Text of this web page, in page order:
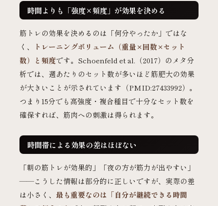
時間よりも「強度×頻度」が効果を決める
筋トレの効果を決めるのは「何分やったか」ではな
く、
トレーニングボリューム（重量×回数×セット
数）と頻度です。Schoenfeld et al.（2017）のメタ分
析では、週あたりのセット数が多いほど筋肥大の効果
が大きいことが示されています（PMID:27433992）。
つまり15分でも高強度・複合種目で十分なセット数を
確保すれば、筋肉への刺激は得られます。
時間帯による効果の差はほぼない
「朝の筋トレが効果的」「夜の方が筋力が出やすい」
——こうした情報は部分的に正しいですが、実際の差
は小さく、 最も重要なのは「自分が継続できる時間